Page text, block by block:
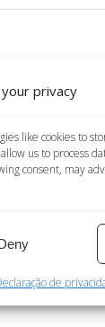
privacy
like cookies to
us to process
consent, may
de
de
não
não
=
=